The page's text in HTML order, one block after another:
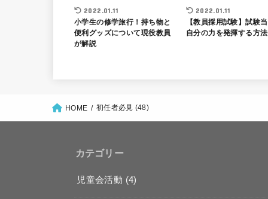
2022.01.11
小学生の修学旅行！持ち物と
便利グッズについて現役教員
が解説
2022.01.11
【教員採用試験】試験
自分の力を発揮する方
HOME 初任者必見 (48)
カテゴリー
児童会活動 (4)